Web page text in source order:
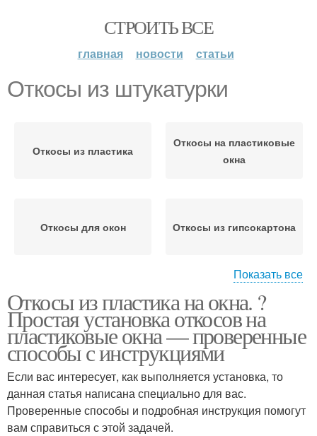
СТРОИТЬ ВСЕ
главная новости статьи
Откосы из штукатурки
Откосы из пластика
Откосы на пластиковые
окна
Откосы для окон Откосы из гипсокартона
откосы
Откосы из сэндвич-
панелей
Металлические откосы Наружные откосы
Показать все
Откосы из пластика на окна. ?
Простая установка откосов на
пластиковые окна — проверенные
способы с инструкциями
Если вас интересует, как выполняется установка, то
данная статья написана специально для вас.
Проверенные способы и подробная инструкция помогут
вам справиться с этой задачей.